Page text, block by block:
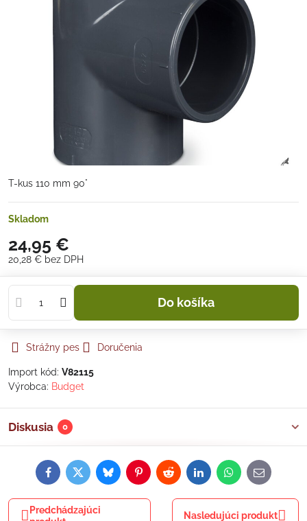
T-kus 110 mm 90°
Skladom
24,95 €
20,28 € bez DPH
Do košíka
Strážny pes Doručenia
Import kód: V82115
Výrobca: Budget
Diskusia 0
FacebookTwitterBlueskyPinterestRedditLinkedInWhatsApp
E-
mail
Predchádzajúci
Nasledujúci produkt